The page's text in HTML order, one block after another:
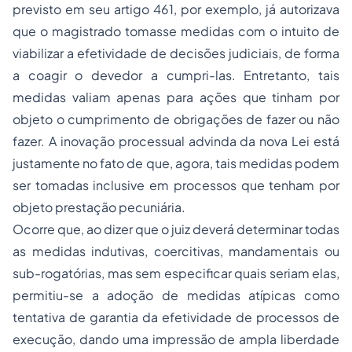
previsto em seu artigo 461, por exemplo, já autorizava
que o magistrado tomasse medidas com o intuito de
viabilizar a efetividade de decisões judiciais, de forma
a coagir o devedor a cumpri-las. Entretanto, tais
medidas valiam apenas para ações que tinham por
objeto o cumprimento de obrigações de fazer ou não
fazer. A inovação processual advinda da nova Lei está
justamente no fato de que, agora, tais medidas podem
ser tomadas inclusive em processos que tenham por
objeto prestação pecuniária.
Ocorre que, ao dizer que o juiz deverá determinar todas
as medidas indutivas, coercitivas, mandamentais ou
sub-rogatórias, mas sem especificar quais seriam elas,
permitiu-se a adoção de medidas atípicas como
tentativa de garantia da efetividade de processos de
execução, dando uma impressão de ampla liberdade